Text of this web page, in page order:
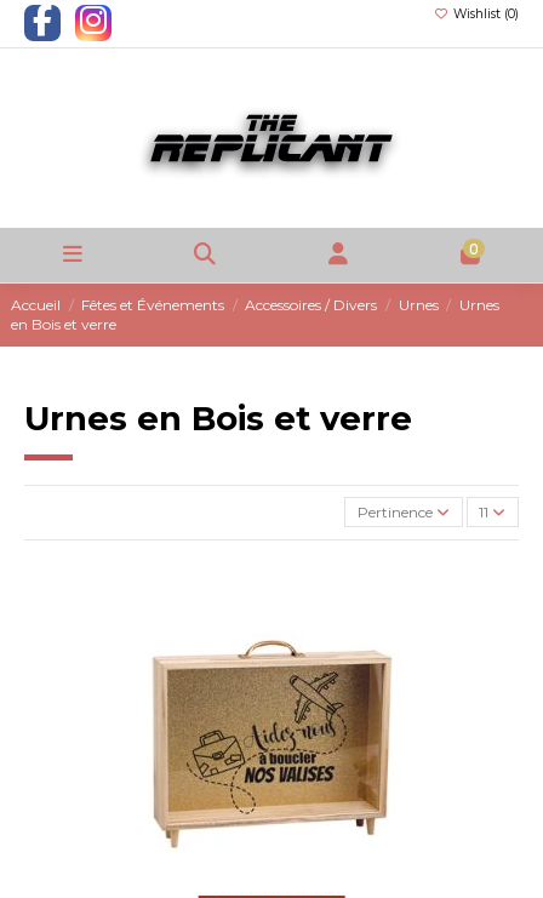
Wishlist (0)
0
Accueil Fêtes et Événements Accessoires / Divers Urnes
Urnes
en Bois et verre
Urnes en Bois et verre
Pertinence 11